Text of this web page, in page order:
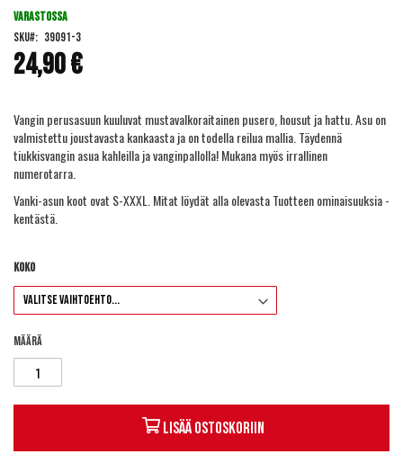
beginning
the
images
gallery
24,90 €
VARASTOSSA
SKU
39091-3
Vangin perusasuun kuuluvat mustavalkoraitainen pusero, housut ja hattu. Asu on
valmistettu joustavasta kankaasta ja on todella reilua mallia. Täydennä
tiukkisvangin asua kahleilla ja vanginpallolla! Mukana myös irrallinen
numerotarra.
Vanki-asun koot ovat S-XXXL. Mitat löydät alla olevasta Tuotteen ominaisuuksia -
kentästä.
Koko
Määrä
Lisää ostoskoriin